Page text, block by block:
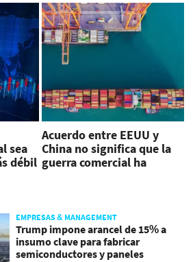
sea
débil
Acuerdo entre EEUU y
China no significa que la
guerra comercial ha
EMPRESAS & MANAGEMENT
Trump impone arancel de 15% a
insumo clave para fabricar
semiconductores y paneles